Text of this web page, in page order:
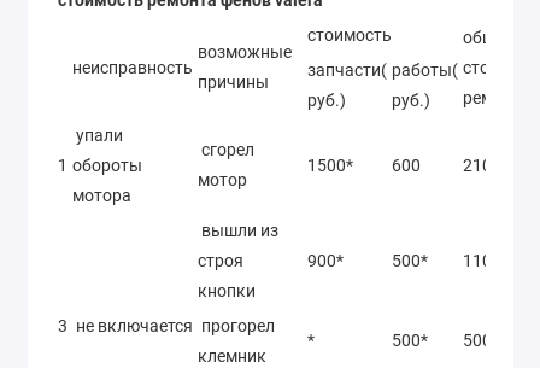
неисправность
возможные
причины
стоимость
общая
ремонта
запчасти(
руб.)
работы(
руб.)
1
упали
обороты
мотора
сгорел
мотор
1500* 600 2100*
3 не включается
вышли из
строя
кнопки
900* 500* 1100*
прогорел
клемник
* 500* 500*